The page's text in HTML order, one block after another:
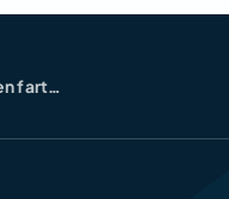
fart…